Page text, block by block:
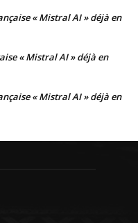
« Mistral AI » déjà en
« Mistral AI » déjà en
« Mistral AI » déjà en